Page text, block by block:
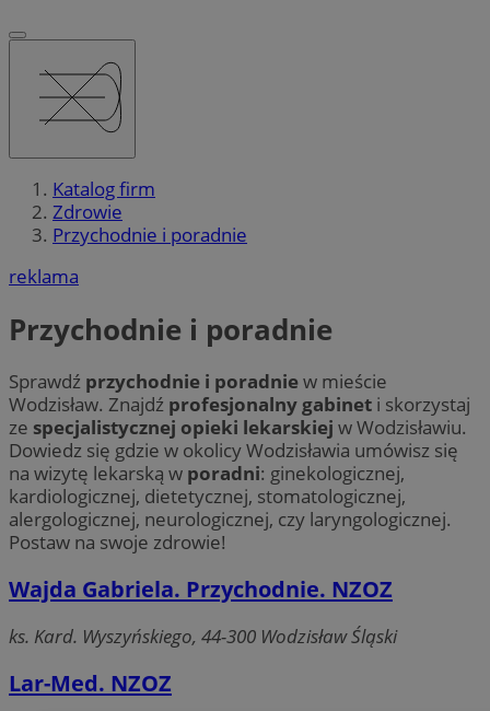
Katalog firm
Zdrowie
Przychodnie i poradnie
reklama
Przychodnie i poradnie
Sprawdź przychodnie i poradniew mieście
Wodzisław. Znajdź profesjonalny gabinet i skorzystaj
ze specjalistycznej opieki lekarskiej w Wodzisławiu.
Dowiedz się gdzie w okolicy Wodzisławia umówisz się
na wizytę lekarską w poradni: ginekologicznej,
kardiologicznej, dietetycznej, stomatologicznej,
alergologicznej, neurologicznej, czy laryngologicznej.
Postaw na swoje zdrowie!
Wajda Gabriela. Przychodnie. NZOZ
ks. Kard. Wyszyńskiego, 44-300 Wodzisław Śląski
Lar-Med. NZOZ